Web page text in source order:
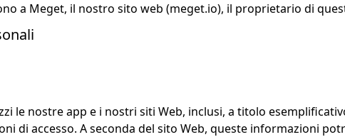
a Meget, il nostro sito web (meget.io), il proprietario di
le nostre app e i nostri siti Web, inclusi, a titolo
di accesso. A seconda del sito Web, queste informazioni